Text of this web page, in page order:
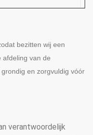
bezitten wij een
afdeling van de
en zorgvuldig vóór
verantwoordelijk